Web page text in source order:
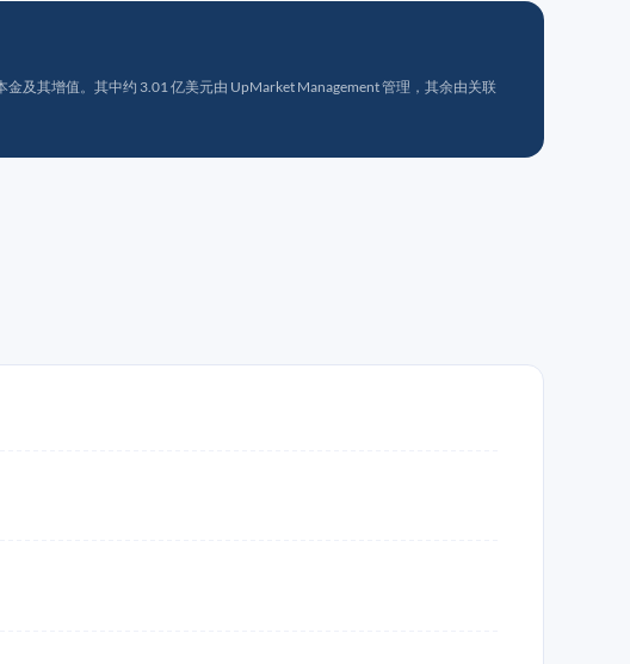
及其增值。其中约 3.01 亿美元由 UpMarket Management 管理，其余由关联